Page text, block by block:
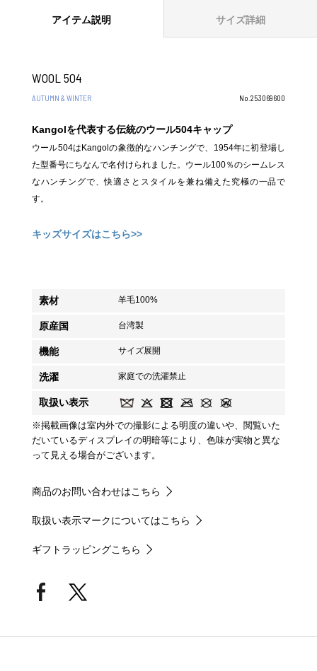
アイテム説明 サイズ詳細
WOOL 504
AUTUMN & WINTER No.253069600
Kangolを代表する伝統のウール504キャップ
ウール504はKangolの象徴的なハンチングで、1954年に初登場し
た型番号にちなんで名付けられました。ウール100％のシームレス
なハンチングで、快適さとスタイルを兼ね備えた究極の一品で
す。
キッズサイズはこちら>>
素材 羊毛100%
原産国 台湾製
機能 サイズ展開
洗濯 家庭での洗濯禁止
取扱い表示
※掲載画像は室内外での撮影による明度の違いや、閲覧いた
だいているディスプレイの明暗等により、色味が実物と異な
って見える場合がございます。
商品のお問い合わせはこちら
取扱い表示マークについてはこちら
ギフトラッピングこちら